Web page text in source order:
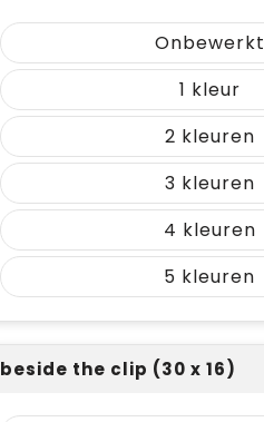
Onbewerkt
1
2
3
4
5
beside the clip (30 x 16)